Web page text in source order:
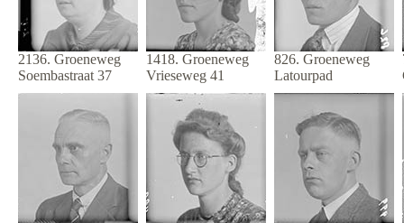
2136. Groeneweg
Soembastraat 37
1418. Groeneweg
Vrieseweg 41
826. Groeneweg
Latourpad